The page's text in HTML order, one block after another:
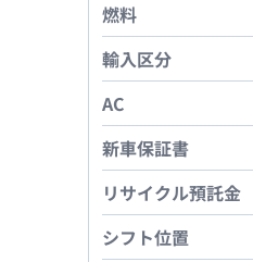
燃料
輸入区分
AC
新車保証書
リサイクル預託金
シフト位置